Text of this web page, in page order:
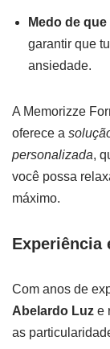
Medo de
garantir que
ansiedade.
A Memorizze
oferece a
personalizada,
você possa
máximo.
Experiência
Com anos de
Abelardo Luz e
as